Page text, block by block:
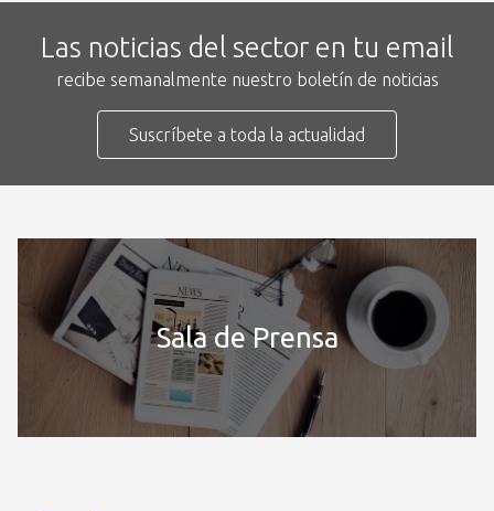
Las noticias del sector en tu email
recibe semanalmente nuestro boletín de noticias
Suscríbete a toda la actualidad
Sala de Prensa